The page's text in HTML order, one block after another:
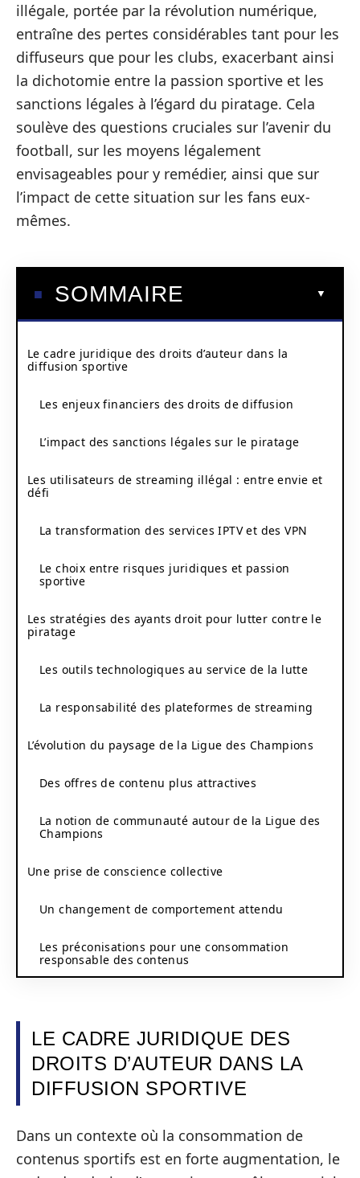
illégale, portée par la révolution numérique,
entraîne des pertes considérables tant pour les
diffuseurs que pour les clubs, exacerbant ainsi
la dichotomie entre la passion sportive et les
sanctions légales à l’égard du piratage. Cela
soulève des questions cruciales sur l’avenir du
football, sur les moyens légalement
envisageables pour y remédier, ainsi que sur
l’impact de cette situation sur les fans eux-
mêmes.
SOMMAIRE
Le cadre juridique des droits d’auteur dans la
diffusion sportive
Les enjeux financiers des droits de diffusion
L’impact des sanctions légales sur le piratage
Les utilisateurs de streaming illégal : entre envie et
défi
La transformation des services IPTV et des VPN
Le choix entre risques juridiques et passion
sportive
Les stratégies des ayants droit pour lutter contre le
piratage
Les outils technologiques au service de la lutte
La responsabilité des plateformes de streaming
L’évolution du paysage de la Ligue des Champions
Des offres de contenu plus attractives
La notion de communauté autour de la Ligue des
Champions
Une prise de conscience collective
Un changement de comportement attendu
Les préconisations pour une consommation
responsable des contenus
LE CADRE JURIDIQUE DES
DROITS D’AUTEUR DANS LA
DIFFUSION SPORTIVE
Dans un contexte où la consommation de
contenus sportifs est en forte augmentation, le